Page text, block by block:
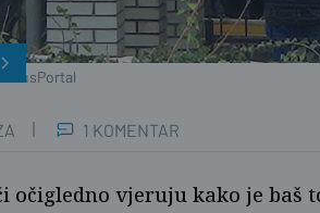
PlusPortal
1 KOMENTAR
očigledno vjeruju kako je baš